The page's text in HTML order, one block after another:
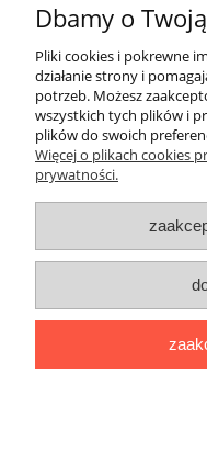
Darmowa dostawa
Darmowa dostawa (Kurier
pokaż
Sklep
Dbamy o
Pliki cookies i pokrewne
działanie strony i
potrzeb. Możesz
wszystkich tych plików i
plików do swoich
Więcej o plikach cookies
prywatności.